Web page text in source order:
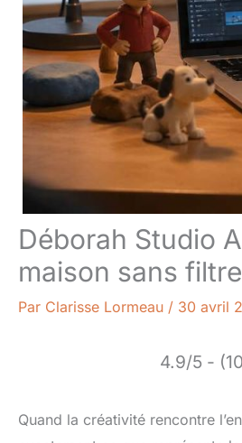
Déborah Studio
maison sans filtre
Par Clarisse Lormeau / 30 avril
4.9/5 -
Quand la créativité rencontre